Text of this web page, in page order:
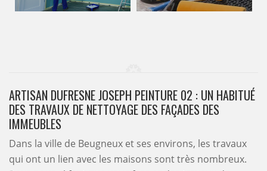
ARTISAN DUFRESNE JOSEPH PEINTURE 02 : UN HABITUÉ
DES TRAVAUX DE NETTOYAGE DES FAÇADES DES
IMMEUBLES
Dans la ville de Beugneux et ses environs, les travaux
qui ont un lien avec les maisons sont très nombreux.